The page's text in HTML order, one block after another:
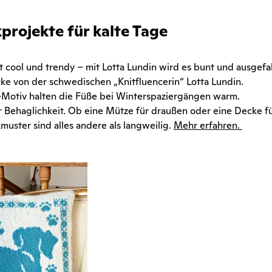
für kalte Tage
cool und trendy – mit Lotta Lundin wird es bunt und
von der schwedischen „Knitfluencerin“ Lotta Lundin.
halten die Füße bei Winterspaziergängen warm.
Ob eine Mütze für draußen oder eine Decke
sind alles andere als langweilig. Mehr erfahren.